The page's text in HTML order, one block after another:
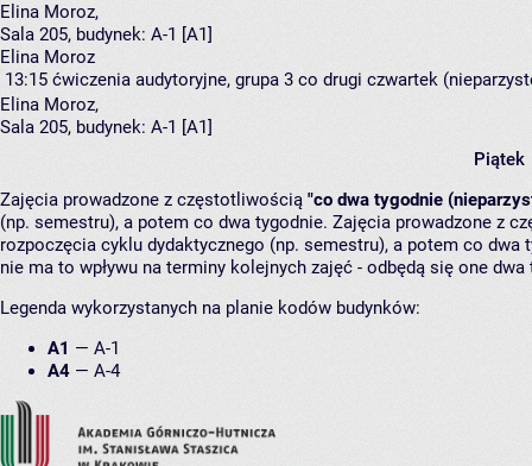
Elina Moroz,
Sala 205, budynek: A-1 [A1]
Elina Moroz
13:15 ćwiczenia audytoryjne, grupa 3 co drugi czwartek
Elina Moroz,
Sala 205, budynek: A-1 [A1]
Piątek
Zajęcia prowadzone z częstotliwością "co dwa tygodnie
(np. semestru), a potem co dwa tygodnie. Zajęcia prowadzone z
rozpoczęcia cyklu dydaktycznego (np. semestru), a potem co
nie ma to wpływu na terminy kolejnych zajęć - odbędą się one
Legenda wykorzystanych na planie kodów budynków:
A1 — A-1
A4 — A-4